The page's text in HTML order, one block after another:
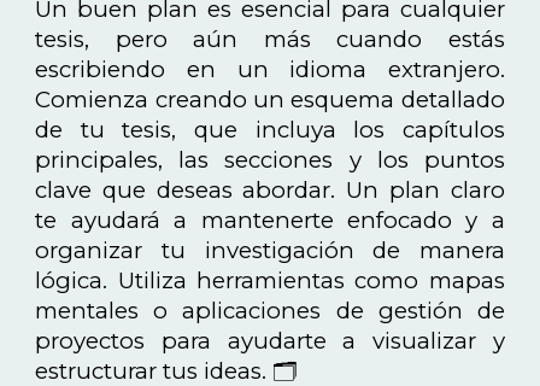
Un buen plan es esencial para cualquier
tesis, pero aún más cuando estás
escribiendo en un idioma extranjero.
Comienza creando un esquema detallado
de tu tesis, que incluya los capítulos
principales, las secciones y los puntos
clave que deseas abordar. Un plan claro
te ayudará a mantenerte enfocado y a
organizar tu investigación de manera
lógica. Utiliza herramientas como mapas
mentales o aplicaciones de gestión de
proyectos para ayudarte a visualizar y
estructurar tus ideas. 🗂️